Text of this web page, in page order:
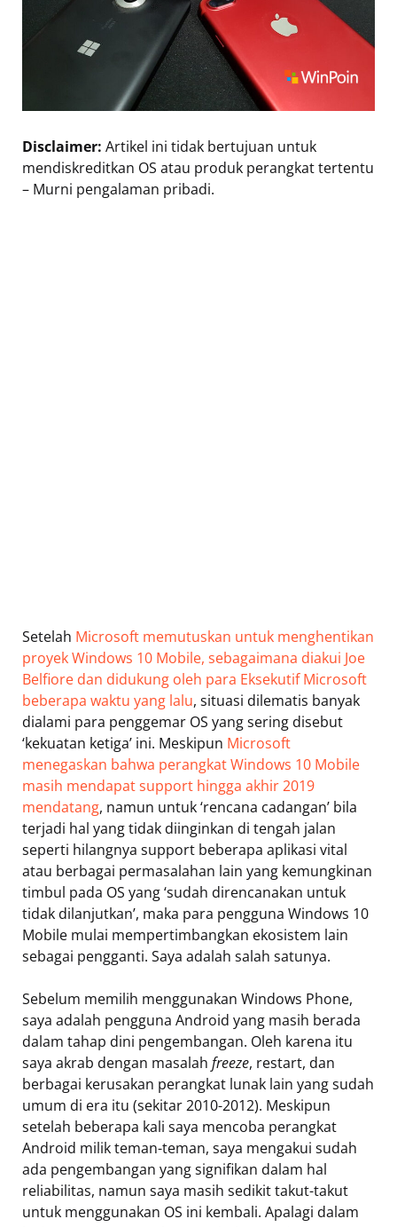
Disclaimer: Artikel ini tidak bertujuan untuk
mendiskreditkan OS atau produk perangkat tertentu
– Murni pengalaman pribadi.
Setelah Microsoft memutuskan untuk menghentikan
proyek Windows 10 Mobile, sebagaimana diakui Joe
Belfiore dan didukung oleh para Eksekutif Microsoft
beberapa waktu yang lalu, situasi dilematis banyak
dialami para penggemar OS yang sering disebut
‘kekuatan ketiga’ ini. Meskipun Microsoft
menegaskan bahwa perangkat Windows 10 Mobile
masih mendapat support hingga akhir 2019
mendatang, namun untuk ‘rencana cadangan’ bila
terjadi hal yang tidak diinginkan di tengah jalan
seperti hilangnya support beberapa aplikasi vital
atau berbagai permasalahan lain yang kemungkinan
timbul pada OS yang ‘sudah direncanakan untuk
tidak dilanjutkan’, maka para pengguna Windows 10
Mobile mulai mempertimbangkan ekosistem lain
sebagai pengganti. Saya adalah salah satunya.
Sebelum memilih menggunakan Windows Phone,
saya adalah pengguna Android yang masih berada
dalam tahap dini pengembangan. Oleh karena itu
saya akrab dengan masalah freeze, restart, dan
berbagai kerusakan perangkat lunak lain yang sudah
umum di era itu (sekitar 2010-2012). Meskipun
setelah beberapa kali saya mencoba perangkat
Android milik teman-teman, saya mengakui sudah
ada pengembangan yang signifikan dalam hal
reliabilitas, namun saya masih sedikit takut-takut
untuk menggunakan OS ini kembali. Apalagi dalam